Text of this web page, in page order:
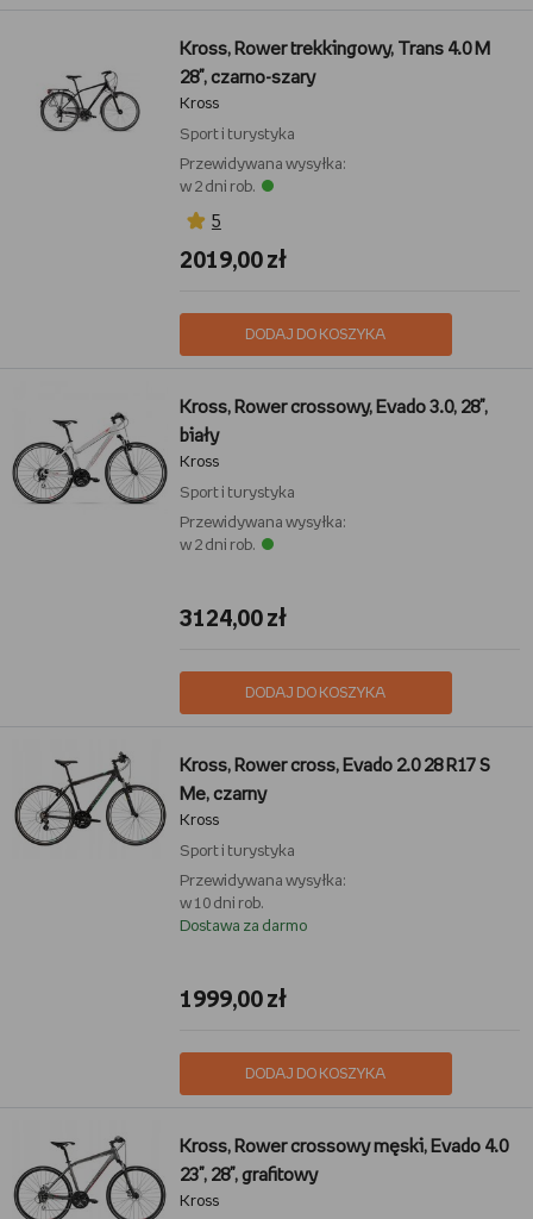
Kross, Rower trekkingowy, Trans 4.0 M
28", czarno-szary
Kross
Sport i turystyka
Przewidywana wysyłka:
w 2 dni rob.
5
2019,00 zł
DODAJ DO KOSZYKA
Kross, Rower crossowy, Evado 3.0, 28",
biały
Kross
Sport i turystyka
Przewidywana wysyłka:
w 2 dni rob.
3124,00 zł
DODAJ DO KOSZYKA
Kross, Rower cross, Evado 2.0 28 R17 S
Me, czarny
Kross
Sport i turystyka
Przewidywana wysyłka:
w 10 dni rob.
Dostawa za darmo
1999,00 zł
DODAJ DO KOSZYKA
Kross, Rower crossowy męski, Evado 4.0
23", 28", grafitowy
Kross